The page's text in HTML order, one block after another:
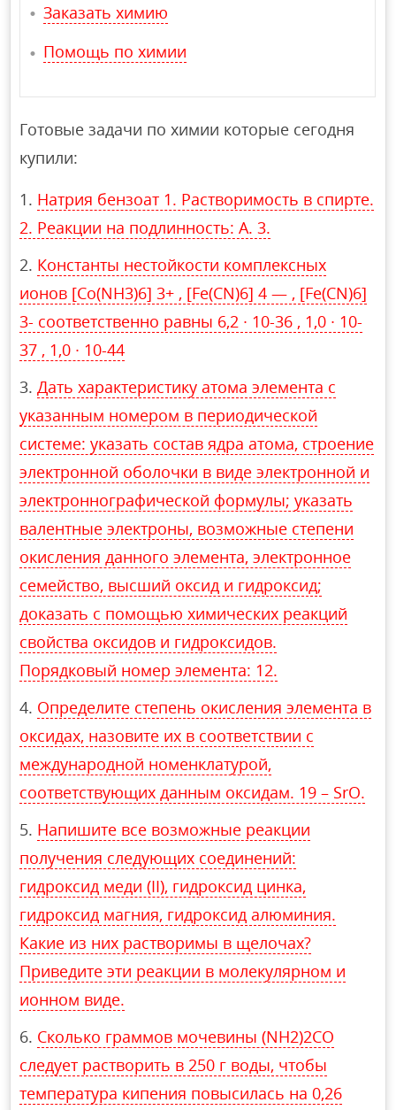
Заказать химию
Помощь по химии
Готовые задачи по химии которые сегодня
купили:
Натрия бензоат 1. Растворимость в спирте.
2. Реакции на подлинность: А. 3.
Константы нестойкости комплексных
ионов [Co(NH3)6] 3+ , [Fe(CN)6] 4 — , [Fe(CN)6]
3- соответственно равны 6,2 ∙ 10-36 , 1,0 ∙ 10-
37 , 1,0 ∙ 10-44
Дать характеристику атома элемента с
указанным номером в периодической
системе: указать состав ядра атома, строение
электронной оболочки в виде электронной и
электроннографической формулы; указать
валентные электроны, возможные степени
окисления данного элемента, электронное
семейство, высший оксид и гидроксид;
доказать с помощью химических реакций
свойства оксидов и гидроксидов.
Порядковый номер элемента: 12.
Определите степень окисления элемента в
оксидах, назовите их в соответствии с
международной номенклатурой,
соответствующих данным оксидам. 19 – SrO.
Напишите все возможные реакции
получения следующих соединений:
гидроксид меди (II), гидроксид цинка,
гидроксид магния, гидроксид алюминия.
Какие из них растворимы в щелочах?
Приведите эти реакции в молекулярном и
ионном виде.
Сколько граммов мочевины (NH2)2CO
следует растворить в 250 г воды, чтобы
температура кипения повысилась на 0,26